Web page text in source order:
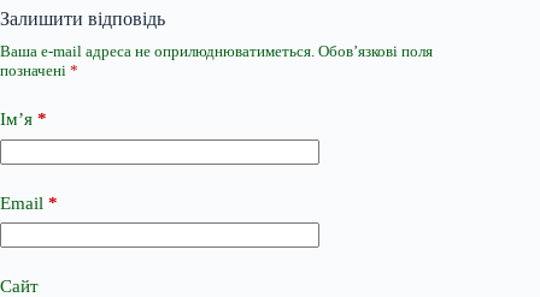
Залишити відповідь
Ваша e-mail адреса не оприлюднюватиметься. Обов’язкові поля
позначені *
Ім’я *
Email *
Сайт